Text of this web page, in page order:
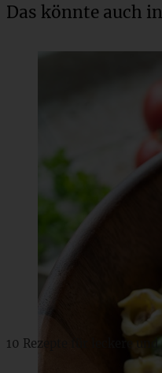
Das könnte auch
10 Rezepte für leckere